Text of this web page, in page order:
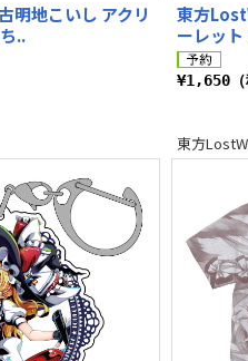
明地こいし アクリ
..
東方
ーレッ
¥1,650（
東方